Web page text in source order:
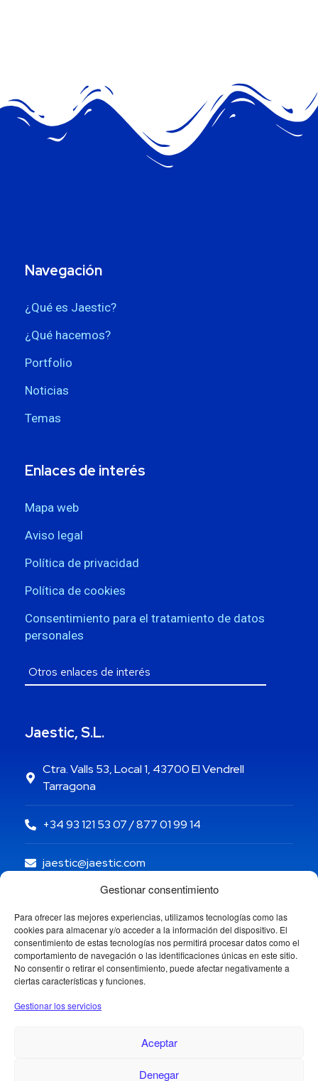
Gestionar consentimiento
Para ofrecer las mejores experiencias, utilizamos tecnologías como las
cookies para almacenar y/o acceder a la información del dispositivo. El
consentimiento de estas tecnologías nos permitirá procesar datos como el
comportamiento de navegación o las identificaciones únicas en este sitio.
No consentir o retirar el consentimiento, puede afectar negativamente a
ciertas características y funciones.
Gestionar los servicios
Aceptar
Denegar
Navegación
¿Qué es Jaestic?
¿Qué hacemos?
Portfolio
Noticias
Temas
Enlaces de interés
Mapa web
Aviso legal
Política de privacidad
Política de cookies
Consentimiento para el tratamiento de datos
personales
Jaestic, S.L.
Ctra. Valls 53, Local 1, 43700 El Vendrell
Tarragona
+34 93 121 53 07 / 877 01 99 14
jaestic@jaestic.com